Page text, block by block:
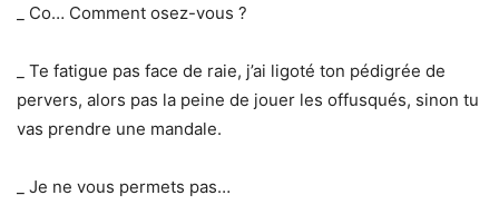
_ Co… Comment osez-vous ?
_ Te fatigue pas face de raie, j’ai ligoté ton pédigrée de
pervers, alors pas la peine de jouer les offusqués, sinon tu
vas prendre une mandale.
_ Je ne vous permets pas…